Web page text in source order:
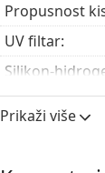
Možete li
Koja je
Propusnost
UV filtar:
Silikon-
Upotreba
Prikaži više